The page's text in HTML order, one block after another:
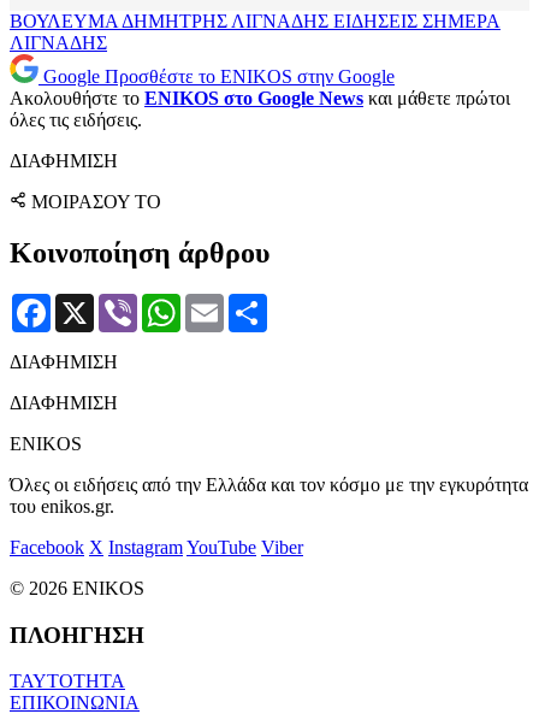
ΒΟΥΛΕΥΜΑ ΔΗΜΗΤΡΗΣ ΛΙΓΝΑΔΗΣ ΕΙΔΗΣΕΙΣ ΣΗΜΕΡΑ
ΛΙΓΝΑΔΗΣ
Google Προσθέστε το ENIKOS στην Google
Ακολουθήστε το ENIKOS στο Google News και μάθετε πρώτοι
όλες τις ειδήσεις.
ΔΙΑΦΗΜΙΣΗ
ΜΟΙΡΑΣΟΥ ΤΟ
Κοινοποίηση άρθρου
Facebook
X Viber WhatsApp
Email
ΔΙΑΦΗΜΙΣΗ
ΔΙΑΦΗΜΙΣΗ
ENIKOS
Όλες οι ειδήσεις από την Ελλάδα και τον κόσμο με την εγκυρότητα
του enikos.gr.
Facebook X InstagramYouTube Viber
© 2026 ENIKOS
ΠΛΟΗΓΗΣΗ
ΤΑΥΤΟΤΗΤΑ
ΕΠΙΚΟΙΝΩΝΙΑ